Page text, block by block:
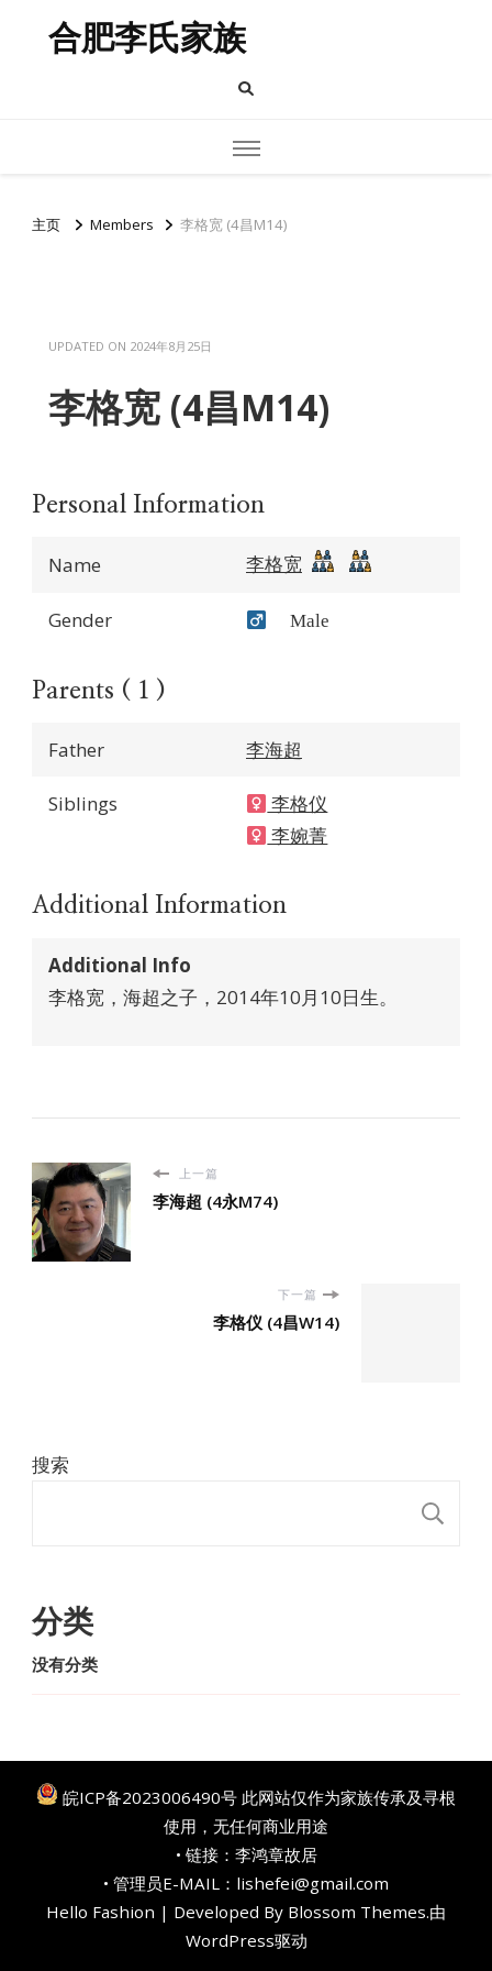
合肥李氏家族
主页 Members 李格宽 (4昌M14)
UPDATED ON 2024年8月25日
李格宽 (4昌M14)
Personal Information
Name 李格宽
Gender Male
Parents ( 1 )
Father 李海超
Siblings
李格仪
李婉菁
Additional Information
Additional Info
李格宽，海超之子，2014年10月10日生。
上一篇
李海超 (4永M74)
下一篇
李格仪 (4昌W14)
搜索
分类
没有分类
皖ICP备2023006490号 此网站仅作为家族传承及寻根
使用，无任何商业用途
• 链接： 李鸿章故居
• 管理员E-MAIL：lishefei@gmail.com
Hello Fashion | Developed By Blossom Themes.由
WordPress驱动